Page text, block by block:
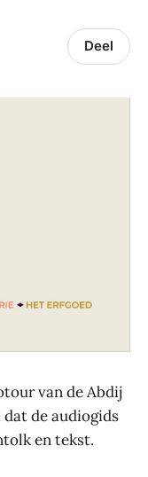
Deel
van de Abdij
de audiogids
en tekst.